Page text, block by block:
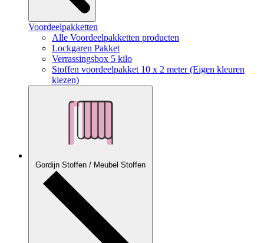
Voordeelpakketten
Alle Voordeelpakketten producten
Lockgaren Pakket
Verrassingsbox 5 kilo
Stoffen voordeelpakket 10 x 2 meter (Eigen kleuren
kiezen)
Gordijn Stoffen / Meubel Stoffen